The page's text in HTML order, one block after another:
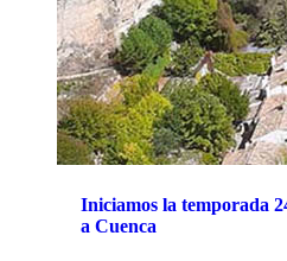
Iniciamos la temporada
a Cuenca